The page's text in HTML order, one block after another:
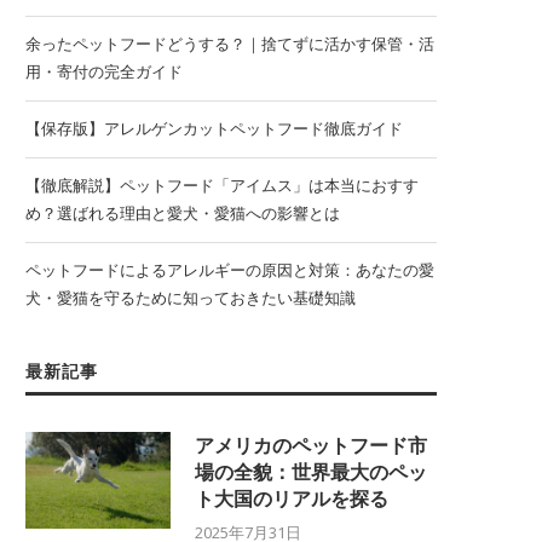
余ったペットフードどうする？｜捨てずに活かす保管・活
用・寄付の完全ガイド
【保存版】アレルゲンカットペットフード徹底ガイド
【徹底解説】ペットフード「アイムス」は本当におすす
め？選ばれる理由と愛犬・愛猫への影響とは
ペットフードによるアレルギーの原因と対策：あなたの愛
犬・愛猫を守るために知っておきたい基礎知識
最新記事
アメリカのペットフード市
場の全貌：世界最大のペッ
ト大国のリアルを探る
2025年7月31日